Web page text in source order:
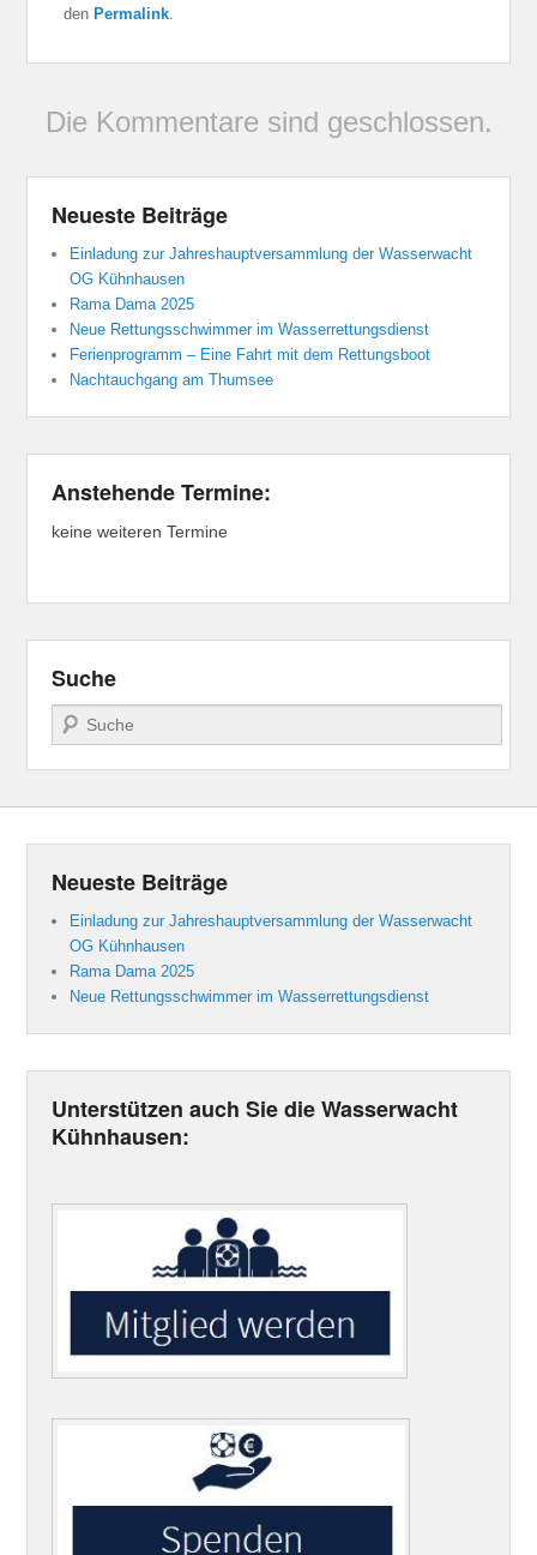
den Permalink.
Die Kommentare sind geschlossen.
Neueste Beiträge
Einladung zur Jahreshauptversammlung der Wasserwacht
OG Kühnhausen
Rama Dama 2025
Neue Rettungsschwimmer im Wasserrettungsdienst
Ferienprogramm – Eine Fahrt mit dem Rettungsboot
Nachtauchgang am Thumsee
Anstehende Termine:
keine weiteren Termine
Suche
Suchen
Neueste Beiträge
Einladung zur Jahreshauptversammlung der Wasserwacht
OG Kühnhausen
Rama Dama 2025
Neue Rettungsschwimmer im Wasserrettungsdienst
Unterstützen auch Sie die Wasserwacht
Kühnhausen: